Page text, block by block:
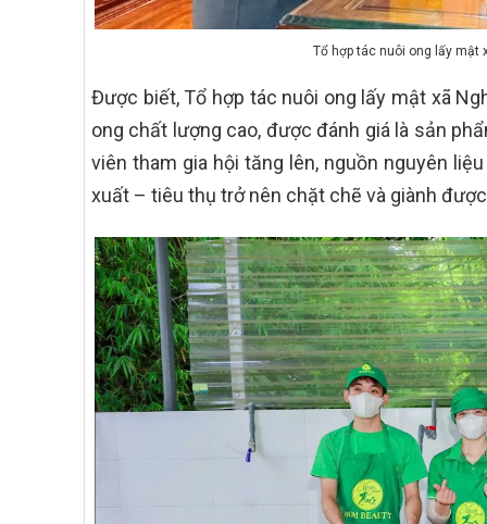
Tổ hợp tác nuôi ong lấy mật
Được biết, Tổ hợp tác nuôi ong lấy mật xã
ong chất lượng cao, được đánh giá là sản
viên tham gia hội tăng lên, nguồn nguyên
xuất – tiêu thụ trở nên chặt chẽ và giành